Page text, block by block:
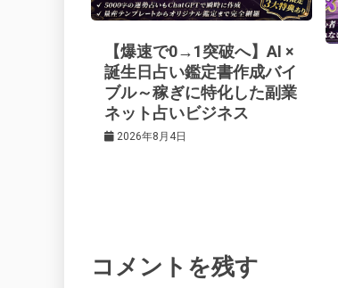
ー
シ
ョ
【爆速で0→1突破へ】AI ×
誕生日占い鑑定書作成バイ
ブル～稼ぎに特化した副業
ネット占いビジネス
2026年8月4日
コメントを残す